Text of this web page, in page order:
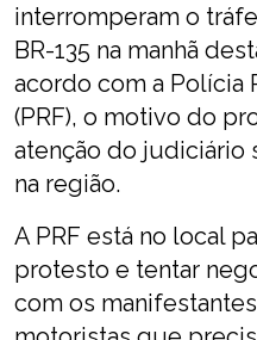
interromperam o
BR-135 na manhã
acordo com a Polícia
(PRF), o motivo do
atenção do judiciário
na região.
A PRF está no local
protesto e tentar
com os